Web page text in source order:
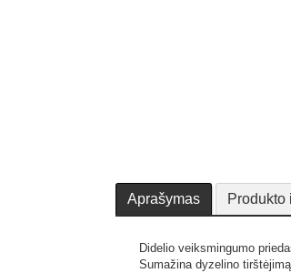
Aprašymas Produkto
Didelio veiksmingumo
Sumažina dyzelino